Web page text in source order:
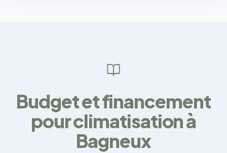
Budget et financement
pour climatisation à
Bagneux